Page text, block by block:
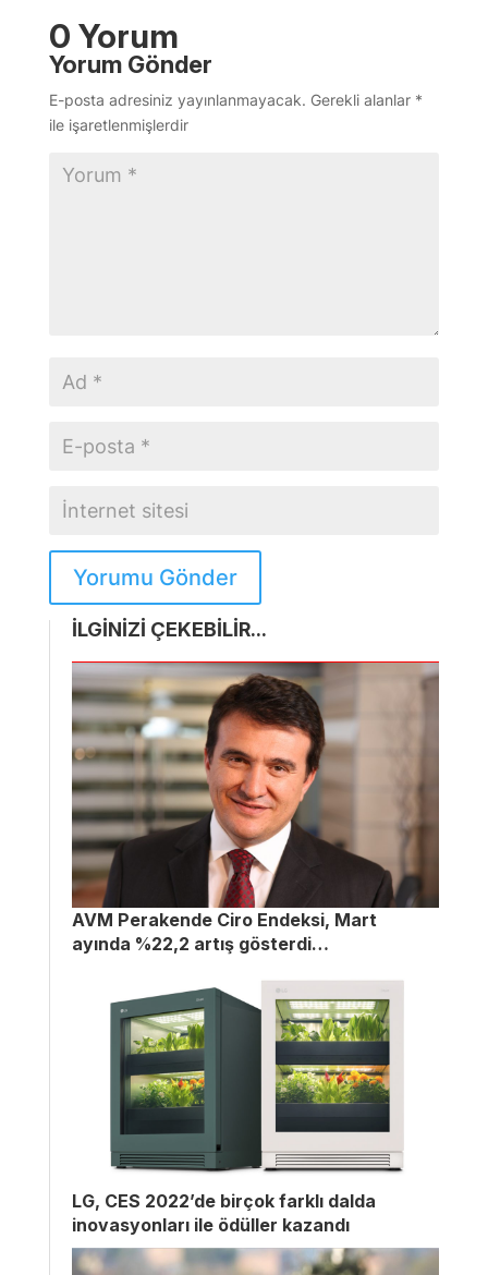
0 Yorum
Yorum Gönder
E-posta adresiniz yayınlanmayacak. Gerekli alanlar *
ile işaretlenmişlerdir
Yorumu Gönder
İLGİNİZİ ÇEKEBİLİR...
AVM Perakende Ciro Endeksi, Mart
ayında %22,2 artış gösterdi…
LG, CES 2022’de birçok farklı dalda
inovasyonları ile ödüller kazandı